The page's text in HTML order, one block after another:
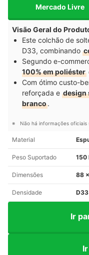
Mercado Livre
Visão Geral do
Este colchão de
D33, combinando
Segundo e-
100% em poliéster
Com ótimo custo-
reforçada e design
branco.
Não há informações oficiais
Material
Peso Suportado 150
Dimensões 88
Densidade D33
Ir